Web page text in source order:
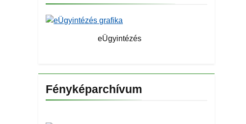
eÜgyintézés
Fényképarchívum